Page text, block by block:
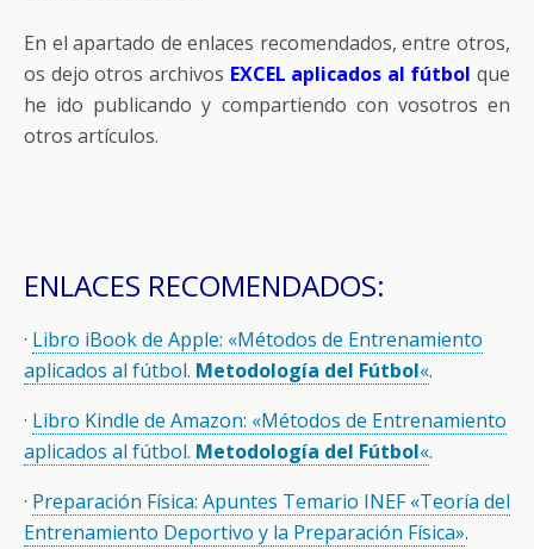
En el apartado de enlaces recomendados, entre otros,
os dejo otros archivos EXCEL aplicados al fútbol que
he ido publicando y compartiendo con vosotros en
otros artículos.
ENLACES RECOMENDADOS:
· Libro iBook de Apple: «Métodos de Entrenamiento
aplicados al fútbol. Metodología del Fútbol«.
· Libro Kindle de Amazon: «Métodos de Entrenamiento
aplicados al fútbol. Metodología del Fútbol«.
· Preparación Física: Apuntes Temario INEF «Teoría del
Entrenamiento Deportivo y la Preparación Física».